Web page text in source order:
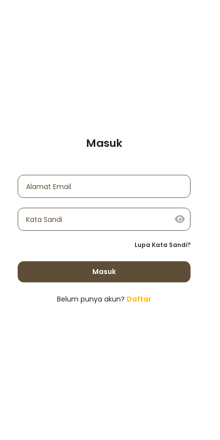
Masuk
Alamat Email
Kata Sandi
Lupa Kata Sandi?
Masuk
Belum punya akun? Daftar